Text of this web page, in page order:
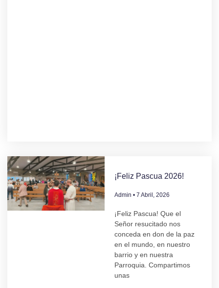
¡Feliz Pascua 2026!
Admin 7 Abril, 2026
¡Feliz Pascua! Que el
Señor resucitado nos
conceda en don de la paz
en el mundo, en nuestro
barrio y en nuestra
Parroquia. Compartimos
unas